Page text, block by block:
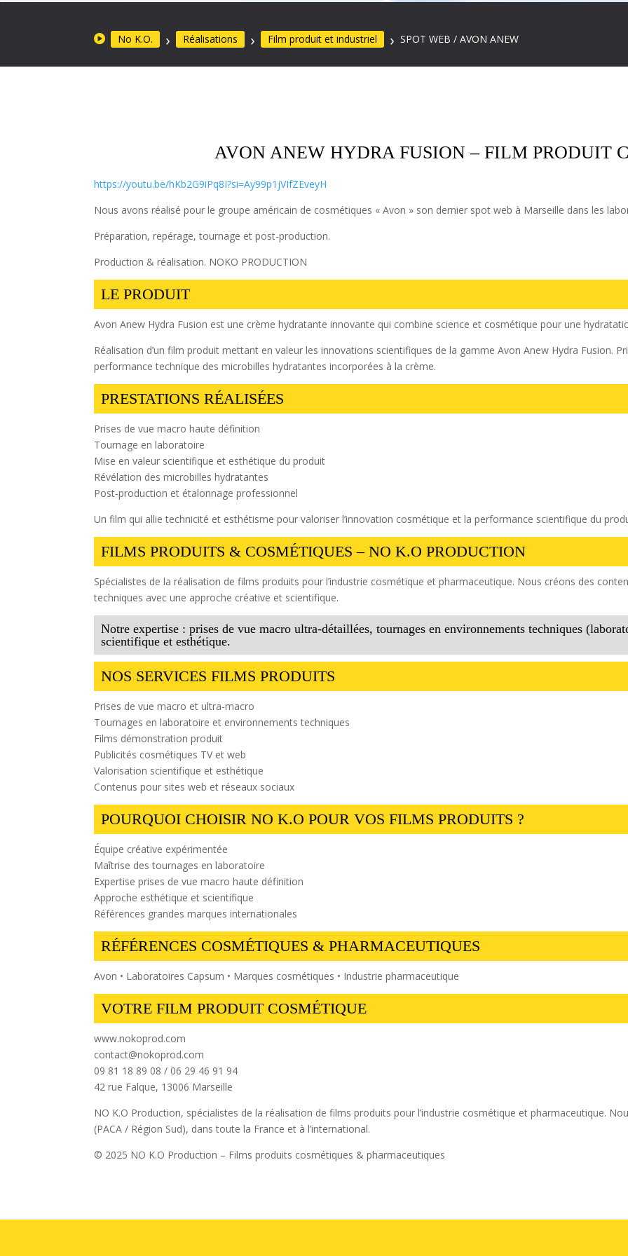
No K.O. Réalisations Film produit et industriel SPOT WEB / AVON ANEW
AVON ANEW HYDRA FUSION – FILM PRODUIT
https://youtu.be/hKb2G9iPq8I?si=Ay99p1jVIfZEveyH
Nous avons réalisé pour le groupe américain de cosmétiques « Avon » son dernier spot web à Marseille dans les
Préparation, repérage, tournage et post-production.
Production & réalisation. NOKO PRODUCTION
LE PRODUIT
Avon Anew Hydra Fusion est une crème hydratante innovante qui combine science et cosmétique pour une
Réalisation d’un film produit mettant en valeur les innovations scientifiques de la gamme Avon Anew Hydra Fusion.
performance technique des microbilles hydratantes incorporées à la crème.
PRESTATIONS RÉALISÉES
Prises de vue macro haute définition
Tournage en laboratoire
Mise en valeur scientifique et esthétique du produit
Révélation des microbilles hydratantes
Post-production et étalonnage professionnel
Un film qui allie technicité et esthétisme pour valoriser l’innovation cosmétique et la performance scientifique du
FILMS PRODUITS & COSMÉTIQUES – NO K.O PRODUCTION
Spécialistes de la réalisation de films produits pour l’industrie cosmétique et pharmaceutique. Nous créons des
techniques avec une approche créative et scientifique.
Notre expertise : prises de vue macro ultra-détaillées, tournages en environnements techniques
scientifique et esthétique.
NOS SERVICES FILMS PRODUITS
Prises de vue macro et ultra-macro
Tournages en laboratoire et environnements techniques
Films démonstration produit
Publicités cosmétiques TV et web
Valorisation scientifique et esthétique
Contenus pour sites web et réseaux sociaux
POURQUOI CHOISIR NO K.O POUR VOS FILMS PRODUITS ?
Équipe créative expérimentée
Maîtrise des tournages en laboratoire
Expertise prises de vue macro haute définition
Approche esthétique et scientifique
Références grandes marques internationales
RÉFÉRENCES COSMÉTIQUES & PHARMACEUTIQUES
Avon • Laboratoires Capsum • Marques cosmétiques • Industrie pharmaceutique
VOTRE FILM PRODUIT COSMÉTIQUE
www.nokoprod.com
contact@nokoprod.com
09 81 18 89 08 / 06 29 46 91 94
42 rue Falque, 13006 Marseille
NO K.O Production, spécialistes de la réalisation de films produits pour l’industrie cosmétique et pharmaceutique.
(PACA / Région Sud), dans toute la France et à l’international.
© 2025 NO K.O Production – Films produits cosmétiques & pharmaceutiques